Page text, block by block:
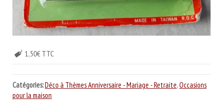
1,50€ TTC
Catégories:Déco à Thèmes Anniversaire - Mariage - Retraite,Occasions
pour la maison